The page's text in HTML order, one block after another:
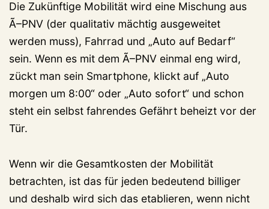
Die Zukünftige Mobilität wird eine Mischung aus
Ã–PNV (der qualitativ mächtig ausgeweitet
werden muss), Fahrrad und „Auto auf Bedarf“
sein. Wenn es mit dem Ã–PNV einmal eng wird,
zückt man sein Smartphone, klickt auf „Auto
morgen um 8:00“ oder „Auto sofort“ und schon
steht ein selbst fahrendes Gefährt beheizt vor der
Tür.
Wenn wir die Gesamtkosten der Mobilität
betrachten, ist das für jeden bedeutend billiger
und deshalb wird sich das etablieren, wenn nicht